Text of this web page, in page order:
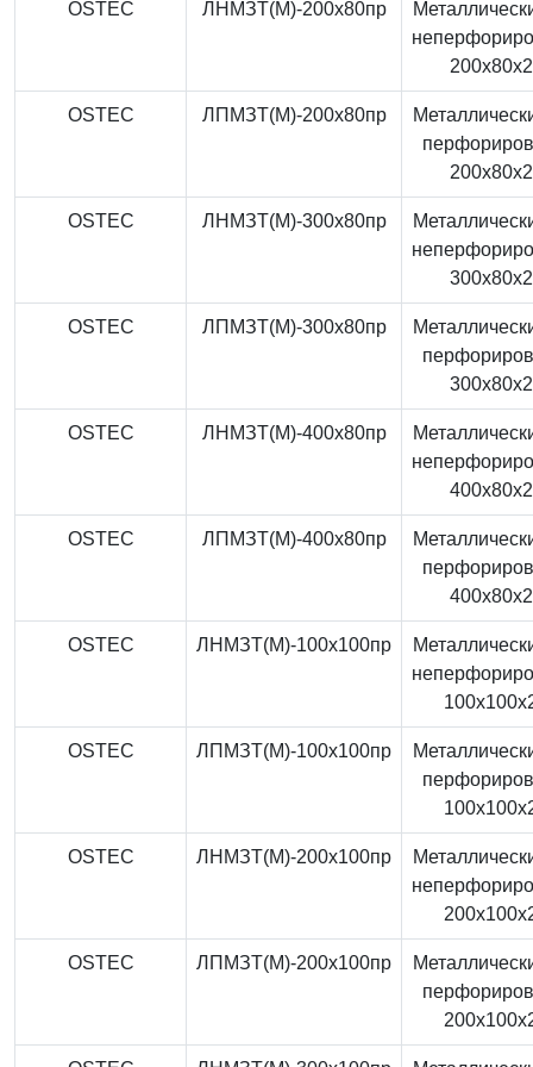
OSTEC ЛНМЗТ(М)-200x80пр
OSTEC ЛПМЗТ(М)-200x80пр
OSTEC ЛНМЗТ(М)-300x80пр
OSTEC ЛПМЗТ(М)-300x80пр
OSTEC ЛНМЗТ(М)-400x80пр
OSTEC ЛПМЗТ(М)-400x80пр
OSTEC ЛНМЗТ(М)-100x100пр
OSTEC ЛПМЗТ(М)-100x100пр
OSTEC ЛНМЗТ(М)-200x100пр
OSTEC ЛПМЗТ(М)-200x100пр